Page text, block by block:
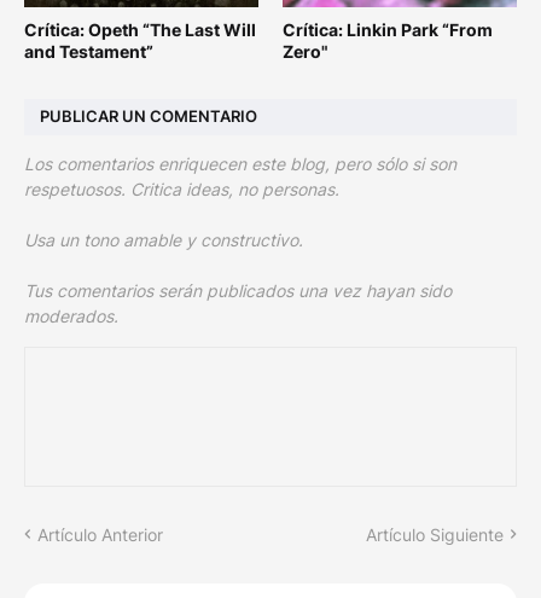
Crítica: Opeth “The Last Will
and Testament”
Crítica: Linkin Park “From
Zero"
PUBLICAR UN COMENTARIO
Los comentarios enriquecen este blog, pero sólo si son
respetuosos. Critica ideas, no personas.
Usa un tono amable y constructivo.
Tus comentarios serán publicados una vez hayan sido
moderados.
Artículo Anterior Artículo Siguiente